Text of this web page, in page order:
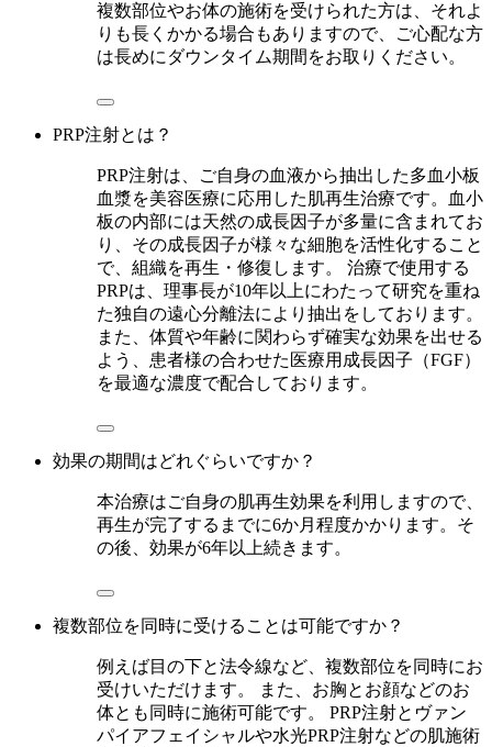
複数部位やお体の施術を受けられた方は、それよ
りも長くかかる場合もありますので、ご心配な方
は長めにダウンタイム期間をお取りください。
PRP注射とは？
PRP注射は、ご自身の血液から抽出した多血小板
血漿を美容医療に応用した肌再生治療です。血小
板の内部には天然の成長因子が多量に含まれてお
り、その成長因子が様々な細胞を活性化すること
で、組織を再生・修復します。 治療で使用する
PRPは、理事長が10年以上にわたって研究を重ね
た独自の遠心分離法により抽出をしております。
また、体質や年齢に関わらず確実な効果を出せる
よう、患者様の合わせた医療用成長因子（FGF）
を最適な濃度で配合しております。
効果の期間はどれぐらいですか？
本治療はご自身の肌再生効果を利用しますので、
再生が完了するまでに6か月程度かかります。そ
の後、効果が6年以上続きます。
複数部位を同時に受けることは可能ですか？
例えば目の下と法令線など、複数部位を同時にお
受けいただけます。 また、お胸とお顔などのお
体とも同時に施術可能です。 PRP注射とヴァン
パイアフェイシャルや水光PRP注射などの肌施術